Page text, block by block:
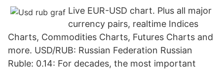
Live EUR-USD chart. Plus all major
currency pairs, realtime Indices
Charts, Commodities Charts, Futures Charts and
more. USD/RUB: Russian Federation Russian
Ruble: 0.14: For decades, the most important